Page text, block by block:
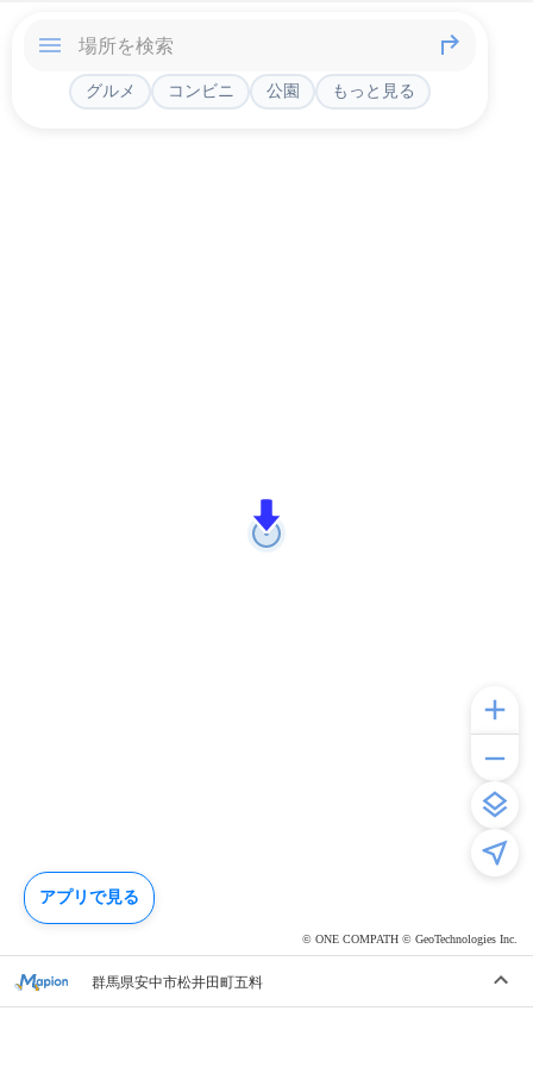
© ONE COMPATH © GeoTechnologies Inc.
グルメ コンビニ 公園 もっと見る
群馬県安中市松井田町五料
アプリで見る